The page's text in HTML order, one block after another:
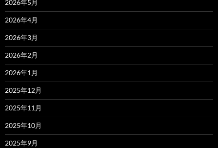
2026年5月
2026年4月
2026年3月
2026年2月
2026年1月
2025年12月
2025年11月
2025年10月
2025年9月